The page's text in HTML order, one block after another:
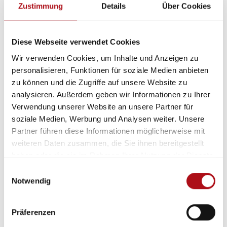
Zustimmung Details Über Cookies
Diese Webseite verwendet Cookies
Wir verwenden Cookies, um Inhalte und Anzeigen zu
personalisieren, Funktionen für soziale Medien anbieten
zu können und die Zugriffe auf unsere Website zu
analysieren. Außerdem geben wir Informationen zu Ihrer
Verwendung unserer Website an unsere Partner für
soziale Medien, Werbung und Analysen weiter. Unsere
Partner führen diese Informationen möglicherweise mit
weiteren Daten zusammen, die Sie ihnen bereitgestellt
Notwendig
Präferenzen
häufig auch die politische Unterstützung. Sie darf
nicht immer erst kommen, wenn etwas passiert
Erste Ergebnisse aus der Befragung von
Einsatzkräften
Fast 2.500 Einsatzkräfte haben die rund 60 Fragen
zu ihren Erfahrungen, Problemen und
Verbesserungsvorschlägen im Zusammenhang mit
der Starkregenkatastrophe beantwortet. Die
Auswertung zeigt, dass viele Erfahrungen nicht neu
sind – die Lehren und Erkenntnisse wurden nur
ausführlichen Ergebnisse werden zur
Jahresfachtagung der vfdb in Würzburg im Mai und
Hannover im Juni 2022 erwartet. Für die zweite